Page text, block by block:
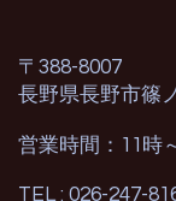
〒388-8007
長野県長野市篠
営業時間：11時
TEL : 026-247-